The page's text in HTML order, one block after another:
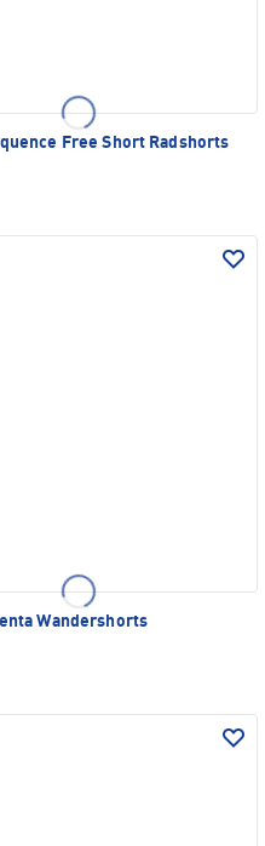
Free Short Radshorts
Wandershorts